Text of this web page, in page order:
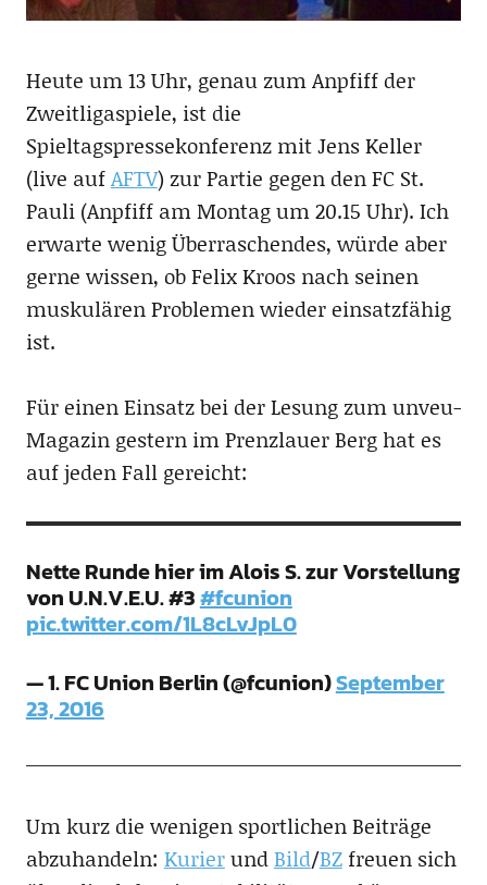
Heute um 13 Uhr, genau zum Anpfiff der
Zweitligaspiele, ist die
Spieltagspressekonferenz mit Jens Keller
(live aufAFTV) zur Partie gegen den FC St.
Pauli (Anpfiff am Montag um 20.15 Uhr). Ich
erwarte wenig Überraschendes, würde aber
gerne wissen, ob Felix Kroos nach seinen
muskulären Problemen wieder einsatzfähig
ist.
Für einen Einsatz bei der Lesung zum unveu-
Magazin gestern im Prenzlauer Berg hat es
auf jeden Fall gereicht:
Nette Runde hier im Alois S. zur Vorstellung
von U.N.V.E.U. #3#fcunion
pic.twitter.com/1L8cLvJpL0
— 1. FC Union Berlin (@fcunion)September
23, 2016
Um kurz die wenigen sportlichen Beiträge
abzuhandeln: KurierundBild/BZfreuen sich